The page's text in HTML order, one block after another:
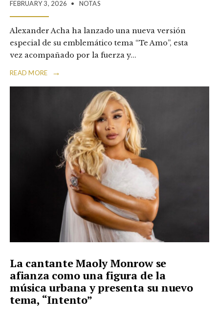
FEBRUARY 3, 2026 • NOTAS
Alexander Acha ha lanzado una nueva versión
especial de su emblemático tema “Te Amo”, esta
vez acompañado por la fuerza y...
READ MORE →
La cantante Maoly Monrow se
afianza como una figura de la
música urbana y presenta su nuevo
tema, “Intento”